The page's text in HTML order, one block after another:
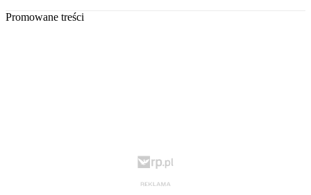
Promowane treści